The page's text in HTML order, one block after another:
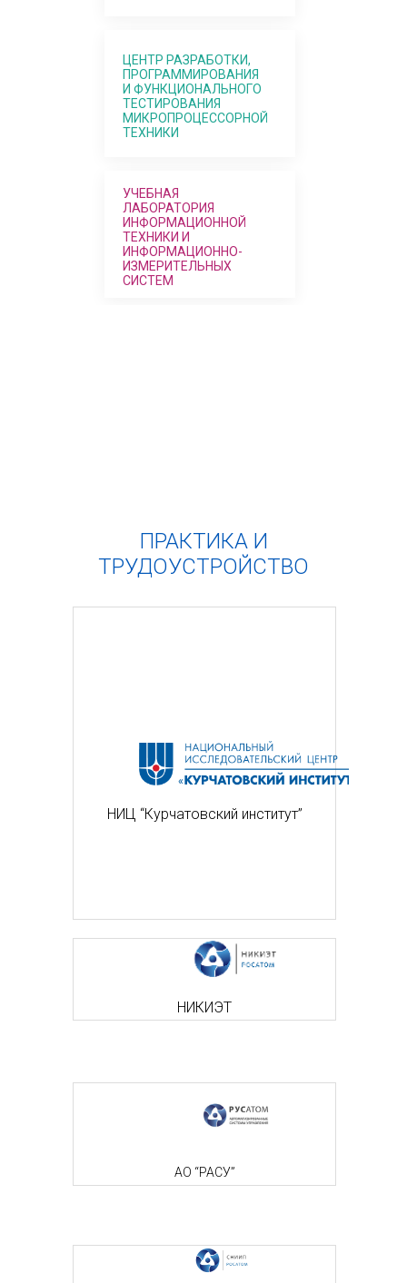
ЦЕНТР РАЗРАБОТКИ,
ПРОГРАММИРОВАНИЯ
И ФУНКЦИОНАЛЬНОГО
ТЕСТИРОВАНИЯ
МИКРОПРОЦЕССОРНОЙ
ТЕХНИКИ
УЧЕБНАЯ
ЛАБОРАТОРИЯ
ИНФОРМАЦИОННОЙ
ТЕХНИКИ И
ИНФОРМАЦИОННО-
ИЗМЕРИТЕЛЬНЫХ
СИСТЕМ
ПРАКТИКА И
ТРУДОУСТРОЙСТВО
НИЦ “Курчатовский институт”
НИКИЭТ
АО “РАСУ”